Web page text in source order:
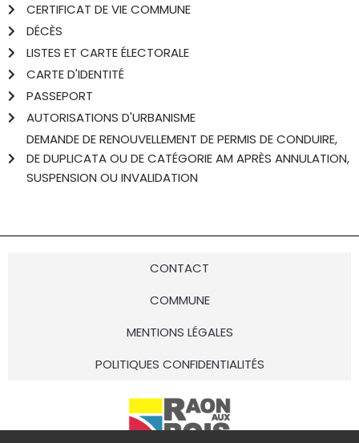
CERTIFICAT DE VIE COMMUNE
DÉCÈS
LISTES ET CARTE ÉLECTORALE
CARTE D'IDENTITÉ
PASSEPORT
AUTORISATIONS D'URBANISME
DEMANDE DE RENOUVELLEMENT DE PERMIS DE CONDUIRE,
DE DUPLICATA OU DE CATÉGORIE AM APRÈS ANNULATION,
SUSPENSION OU INVALIDATION
CONTACT
COMMUNE
MENTIONS LÉGALES
POLITIQUES CONFIDENTIALITÉS